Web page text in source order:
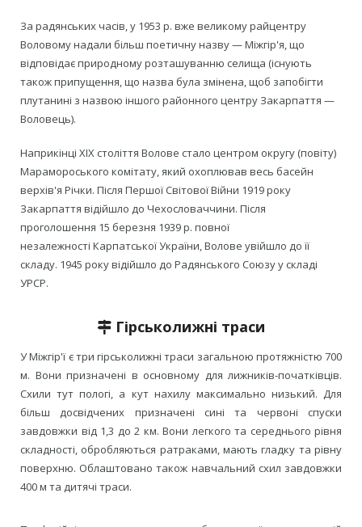
За радянських часів, у 1953 р. вже великому райцентру
Воловому надали більш поетичну назву — Міжгір'я, що
відповідає природному розташуванню селища (існують
також припущення, що назва була змінена, щоб запобігти
плутанині з назвою іншого районного центру Закарпаття —
Воловець).
Наприкінці ХІХ століття Волове стало центром округу (повіту)
Марамороського комітату, який охоплював весь басейн
верхів'я Річки. Після Першої Світової Війни 1919 року
Закарпаття відійшло до Чехословаччини. Після
проголошення 15 березня 1939 р. повної
незалежності Карпатської України, Волове увійшло до її
складу. 1945 року відійшло до Радянського Союзу у складі
УРСР.
Гірськолижні траси
У Міжгір'ї є три гірськолижні траси загальною протяжністю 700
м. Вони призначені в основному для лижників-початківців.
Схили тут пологі, а кут нахилу максимально низький. Для
більш досвідчених призначені сині та червоні спуски
завдовжки від 1,3 до 2 км. Вони легкого та середнього рівня
складності, обробляються ратраками, мають гладку та рівну
поверхню. Облаштовано також навчальний схил завдовжки
400 м та дитячі траси.